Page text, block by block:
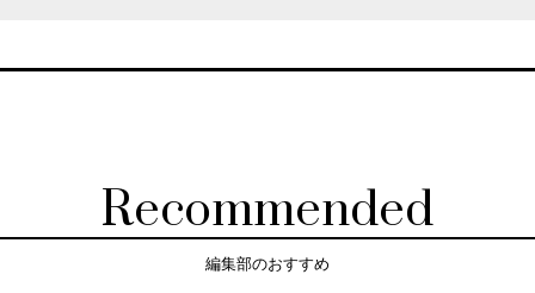
Recommended
編集部のおすすめ